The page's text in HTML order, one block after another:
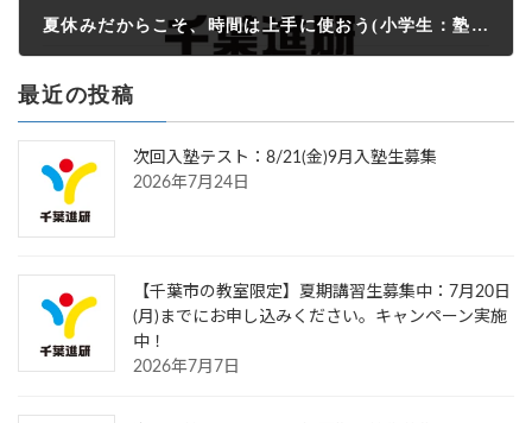
夏休みだからこそ、時間は上手に使おう(小学生：塾だより7-8月号）
最近の投稿
次回入塾テスト：8/21(金)9月入塾生募集
2026年7月24日
【千葉市の教室限定】夏期講習生募集中：7月20日
(月)までにお申し込みください。キャンペーン実施
中！
2026年7月7日